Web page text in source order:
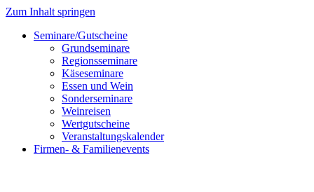
Zum Inhalt springen
Seminare/Gutscheine
Grundseminare
Regionsseminare
Käseseminare
Essen und Wein
Sonderseminare
Weinreisen
Wertgutscheine
Veranstaltungskalender
Firmen- & Familienevents